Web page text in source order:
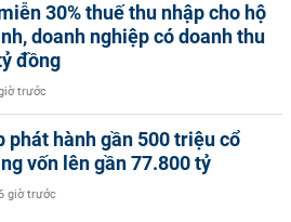
30% thuế thu nhập cho hộ
doanh nghiệp có doanh thu
đồng
trước
phát hành gần 500 triệu cổ
vốn lên gần 77.800 tỷ
giờ trước